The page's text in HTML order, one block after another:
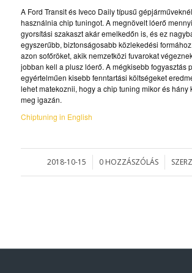
A Ford Transit és Iveco Daily típusű
használnia chip tuningot. A megnövelt lóerő
gyorsítási szakaszt akár emelkedőn is, és ez
egyszerűbb, biztonságosabb közlekedési
azon sofőröket, akik nemzetközi fuvarokat
jobban kell a plusz lóerő. A mégkisebb fogyasztás
egyértelműen kisebb fenntartási költségeket
lehet matekoznii, hogy a chip tuning mikor és hány
meg igazán.
Chiptuning in English
2018-10-15
/ 0 HOZZÁSZÓLÁS
/